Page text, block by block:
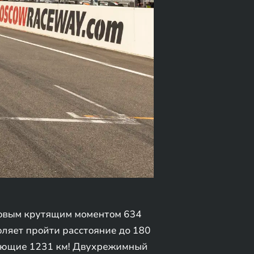
крутящим моментом 634
пройти расстояние до 180
1231 км! Двухрежимный